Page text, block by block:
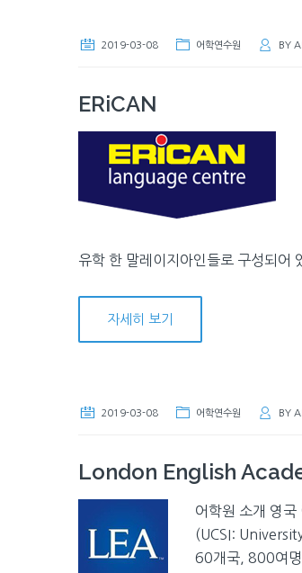
2019-03-08 어학연수원 BY
ERiCAN
유학 한 말레이지아인들로 구성되어
자세히 보기
2019-03-08 어학연수원 BY
London English
어학원 소개 영
(UCSI:
60개국, 800여명